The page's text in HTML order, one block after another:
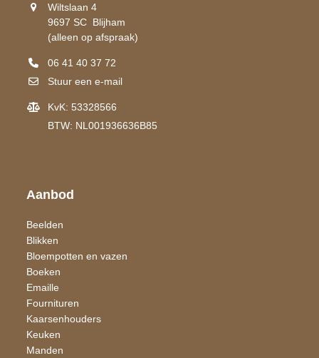
Wiltslaan 4
9697 SC Blijham
(alleen op afspraak)
06 41 40 37 72
Stuur een e-mail
KvK: 53328566
BTW: NL001936636B85
Aanbod
Beelden
Blikken
Bloempotten en vazen
Boeken
Emaille
Fournituren
Kaarsen​houders
Keuken
Manden